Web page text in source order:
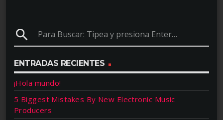
search
ENTRADAS RECIENTES
¡Hola mundo!
5 Biggest Mistakes By New Electronic Music
Producers